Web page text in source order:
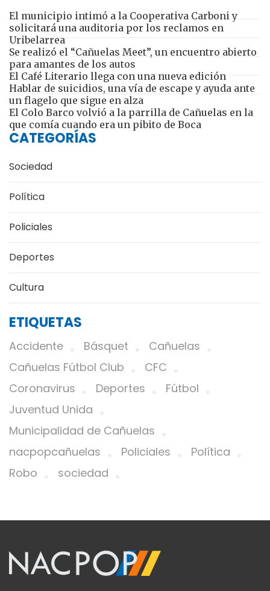
El municipio intimó a la Cooperativa Carboni y
solicitará una auditoria por los reclamos en
Uribelarrea
Se realizó el “Cañuelas Meet”, un encuentro abierto
para amantes de los autos
El Café Literario llega con una nueva edición
Hablar de suicidios, una vía de escape y ayuda ante
un flagelo que sigue en alza
El Colo Barco volvió a la parrilla de Cañuelas en la
que comía cuando era un pibito de Boca
CATEGORÍAS
Sociedad
Política
Policiales
Deportes
Cultura
ETIQUETAS
Accidente Básquet
Cañuelas
Cañuelas Fútbol Club
CFC
Coronavirus
Deportes
Fútbol
Juventud Unida
Municipalidad de Cañuelas
nacpopcañuelas
Policiales
Política
Robo
sociedad